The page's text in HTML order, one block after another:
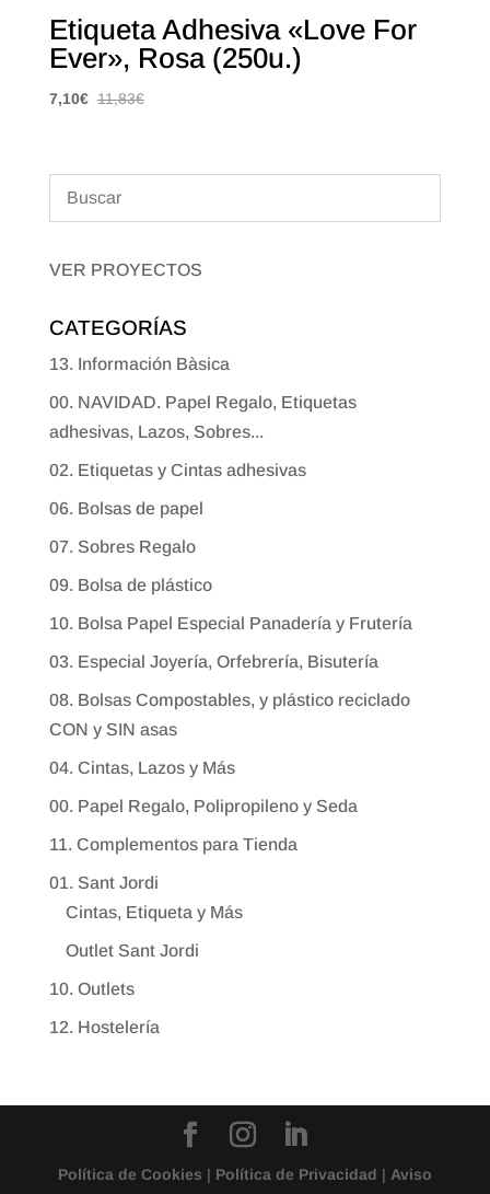
Etiqueta Adhesiva «Love For
Ever», Rosa (250u.)
7,10€ 11,83€
VER PROYECTOS
CATEGORÍAS
13. Información Bàsica
00. NAVIDAD. Papel Regalo, Etiquetas
adhesivas, Lazos, Sobres...
02. Etiquetas y Cintas adhesivas
06. Bolsas de papel
07. Sobres Regalo
09. Bolsa de plástico
10. Bolsa Papel Especial Panadería y Frutería
03. Especial Joyería, Orfebrería, Bisutería
08. Bolsas Compostables, y plástico reciclado
CON y SIN asas
04. Cintas, Lazos y Más
00. Papel Regalo, Polipropileno y Seda
11. Complementos para Tienda
01. Sant Jordi
Cintas, Etiqueta y Más
Outlet Sant Jordi
10. Outlets
12. Hostelería
Política de Cookies | Política de Privacidad | Aviso